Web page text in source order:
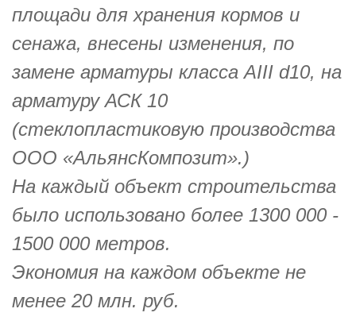
площади для хранения кормов и
сенажа, внесены изменения, по
замене арматуры класса АIII d10, на
арматуру АСК 10
(стеклопластиковую производства
OOO «АльянсКомпозит».)
На каждый объект строительства
было использовано более 1300 000 -
1500 000 метров.
Экономия на каждом объекте не
менее 20 млн. руб.